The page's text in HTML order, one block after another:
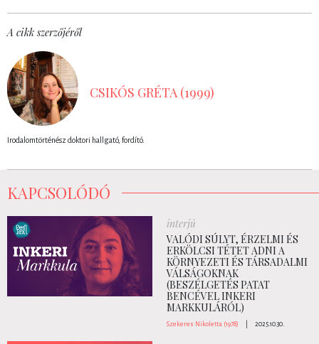
A cikk szerzőjéről
CSIKÓS GRÉTA (1999)
Irodalomtörténész doktori hallgató, fordító.
KAPCSOLÓDÓ
interjú
VALÓDI SÚLYT, ÉRZELMI ÉS
ERKÖLCSI TÉTET ADNI A
KÖRNYEZETI ÉS TÁRSADALMI
VÁLSÁGOKNAK
(BESZÉLGETÉS PATAT
BENCÉVEL INKERI
MARKKULÁRÓL)
Szekeres Nikoletta (1978) 2025.10.30.